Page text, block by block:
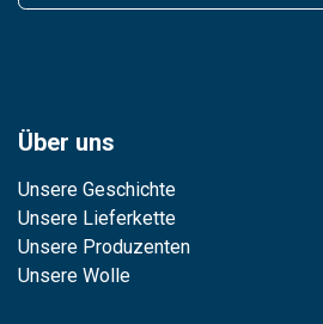
Über uns
Unsere Geschichte
Unsere Lieferkette
Unsere Produzenten
Unsere Wolle